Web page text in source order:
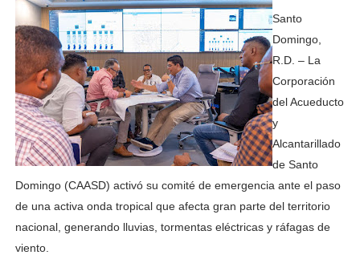
Santo
Domingo,
R.D. – La
Corporación
del Acueducto
y
Alcantarillado
de Santo
Domingo (CAASD) activó su comité de emergencia ante el paso
de una activa onda tropical que afecta gran parte del territorio
nacional, generando lluvias, tormentas eléctricas y ráfagas de
viento.